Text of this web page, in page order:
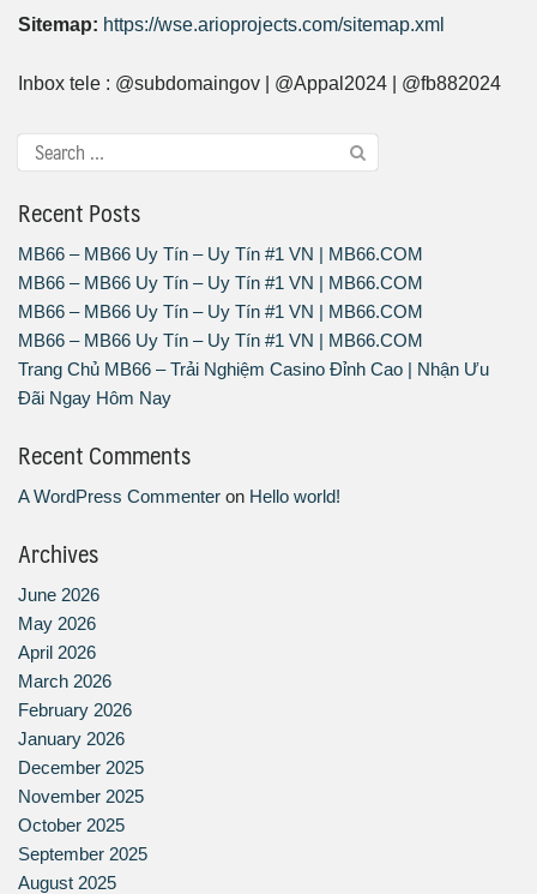
Sitemap: https://wse.arioprojects.com/sitemap.xml
Inbox tele : @subdomaingov | @Appal2024 | @fb882024
Recent Posts
MB66 – MB66 Uy Tín – Uy Tín #1 VN | MB66.COM
MB66 – MB66 Uy Tín – Uy Tín #1 VN | MB66.COM
MB66 – MB66 Uy Tín – Uy Tín #1 VN | MB66.COM
MB66 – MB66 Uy Tín – Uy Tín #1 VN | MB66.COM
Trang Chủ MB66 – Trải Nghiệm Casino Đỉnh Cao | Nhận Ưu
Đãi Ngay Hôm Nay
Recent Comments
A WordPress Commenter on Hello world!
Archives
June 2026
May 2026
April 2026
March 2026
February 2026
January 2026
December 2025
November 2025
October 2025
September 2025
August 2025